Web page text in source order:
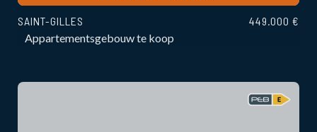
SAINT-GILLES
Appartementsgebouw te koop
449.000 €